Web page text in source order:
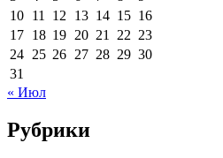
10 11 12 13 14 15 16
17 18 19 20 21 22 23
24 25 26 27 28 29 30
31
« Июл
Рубрики